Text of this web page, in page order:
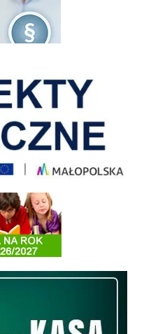
na rok szkolny 2026/2027